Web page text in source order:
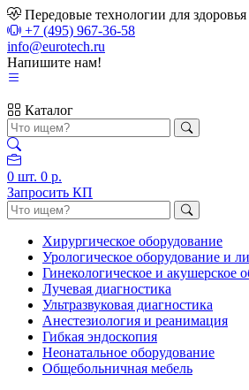
Передовые технологии для здоровья
+7 (495) 967-36-58
info@eurotech.ru
Напишите нам!
Каталог
0 шт. 0 р.
Запросить КП
Хирургическое оборудование
Урологическое оборудование и
Гинекологическое и акушерское
Лучевая диагностика
Ультразвуковая диагностика
Анестезиология и реанимация
Гибкая эндоскопия
Неонатальное оборудование
Общебольничная мебель